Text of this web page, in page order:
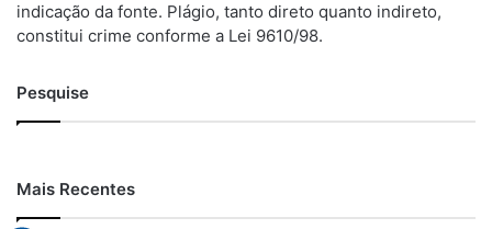
indicação da fonte. Plágio, tanto direto quanto indireto,
constitui crime conforme a Lei 9610/98.
Pesquise
Mais Recentes